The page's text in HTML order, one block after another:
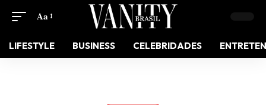
Aa
LIFESTYLE BUSINESS CELEBRIDADES